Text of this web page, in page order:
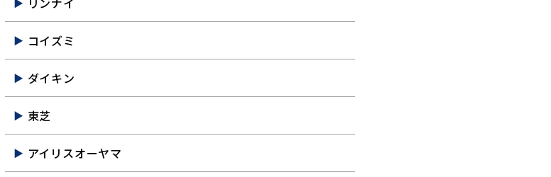
コイズミ
ダイキン
東芝
アイリスオーヤマ